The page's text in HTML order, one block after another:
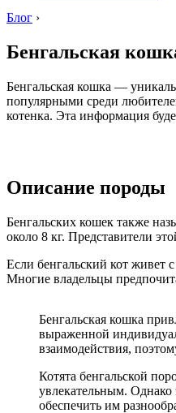
Блог ›
Бенгальская
Бенгальская кошка —
популярными среди
котенка. Эта информация
Описание породы
Бенгальских кошек также
около 8 кг. Представители
Если бенгальский кот живет
Многие владельцы
Бенгальская кошка
выраженной
взаимодействия,
Котята бенгальской
увлекательным. Однако
обеспечить им